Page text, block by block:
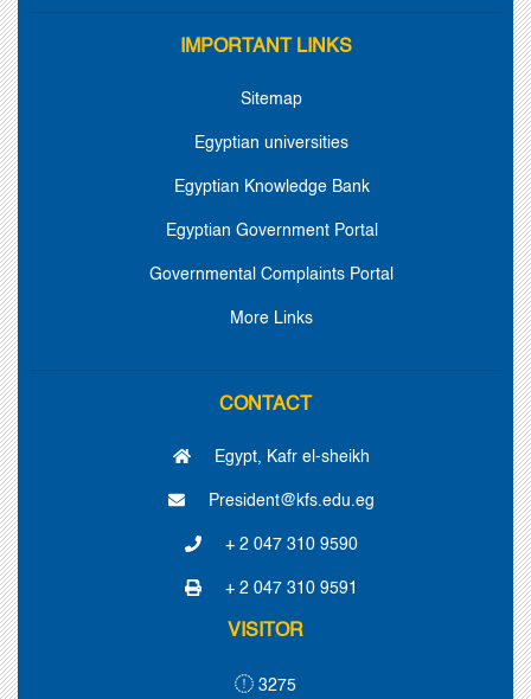
IMPORTANT LINKS
Sitemap
Egyptian universities
Egyptian Knowledge Bank
Egyptian Government Portal
Governmental Complaints Portal
More Links
CONTACT
Egypt, Kafr el-sheikh
President@kfs.edu.eg
+ 2 047 310 9590
+ 2 047 310 9591
VISITOR
3275